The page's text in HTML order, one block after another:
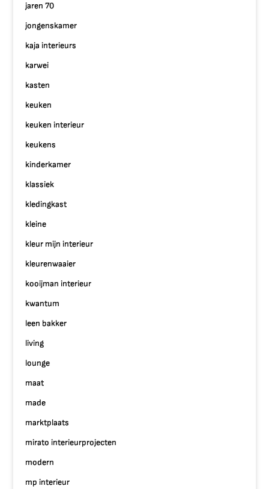
jaren 70
jongenskamer
kaja interieurs
karwei
kasten
keuken
keuken interieur
keukens
kinderkamer
klassiek
kledingkast
kleine
kleur mijn interieur
kleurenwaaier
kooijman interieur
kwantum
leen bakker
living
lounge
maat
made
marktplaats
mirato interieurprojecten
modern
mp interieur